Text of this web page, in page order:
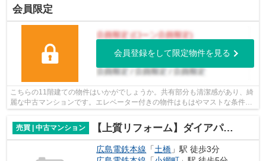
会員限定
会員登録をして限定物件を見る
こちらの11階建ての物件はいかがでしょうか。共有部分も清潔感があり、綺
麗な中古マンションです。エレベーター付きの物件はもはやマストな条件と
なっています。電車移動の多い方には...
売買 | 中古マンション
【上質リフォーム】ダイアパレス土橋
広島電鉄本線 「土橋 」駅 徒歩3分